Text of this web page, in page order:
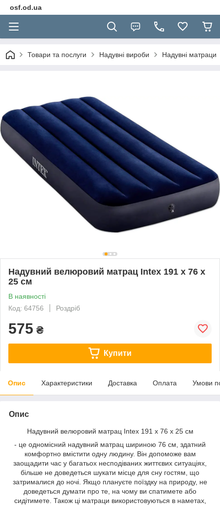
osf.od.ua
Товари та послуги Надувні вироби Надувні матраци
Надувний велюровий матрац Intex 191 x 76 x
25 см
В наявності
Код: 64756
Роздріб
575 ₴
Купити
Опис Характеристики Доставка Оплата Умови
Опис
Надувний велюровий матрац Intex 191 x 76 x 25 см
- це одномісний надувний матрац шириною 76 см, здатний
комфортно вмістити одну людину. Він допоможе вам
заощадити час у багатьох несподіваних життєвих ситуаціях,
більше не доведеться шукати місце для сну гостям, що
затрималися до ночі. Якщо плануєте поїздку на природу, не
доведеться думати про те, на чому ви спатимете або
сидітимете. Також ці матраци використовуються в наметах,